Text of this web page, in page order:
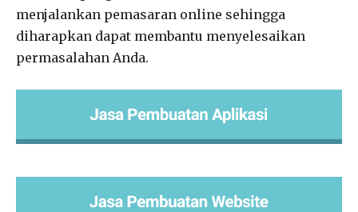
menjalankan pemasaran online sehingga
diharapkan dapat membantu menyelesaikan
permasalahan Anda.